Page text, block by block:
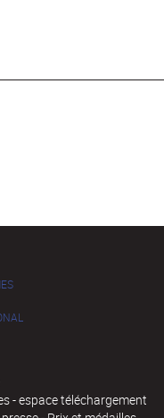
- espace téléchargement